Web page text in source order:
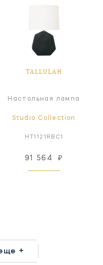
TALLULAH
Настольная лампа
Studio Collection
HT1121RBC1
91 564 ₽
+